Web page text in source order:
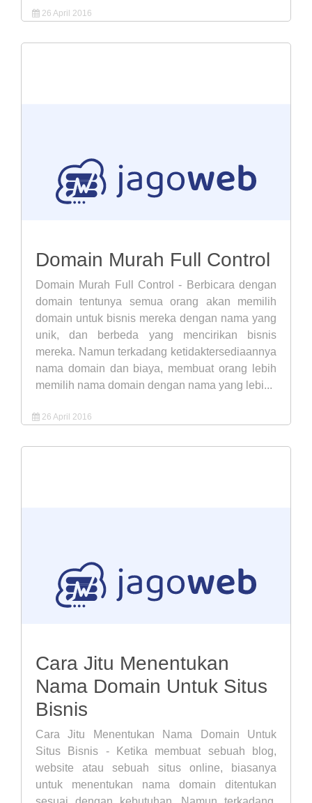
26 April 2016
Domain Murah Full Control
Domain Murah Full Control - Berbicara dengan
domain tentunya semua orang akan memilih
domain untuk bisnis mereka dengan nama yang
unik, dan berbeda yang mencirikan bisnis
mereka. Namun terkadang ketidaktersediaannya
nama domain dan biaya, membuat orang lebih
memilih nama domain dengan nama yang lebi...
26 April 2016
Cara Jitu Menentukan
Nama Domain Untuk Situs
Bisnis
Cara Jitu Menentukan Nama Domain Untuk
Situs Bisnis - Ketika membuat sebuah blog,
website atau sebuah situs online, biasanya
untuk menentukan nama domain ditentukan